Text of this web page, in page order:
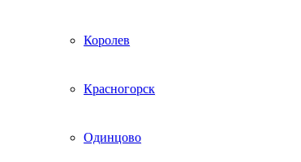
Королев
Красногорск
Одинцово